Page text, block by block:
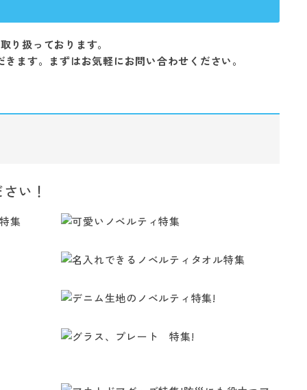
り扱っております。
ます。まずはお気軽にお問い合わせください。
い！